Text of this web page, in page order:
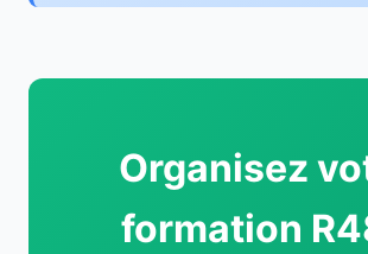
Organisez
formation